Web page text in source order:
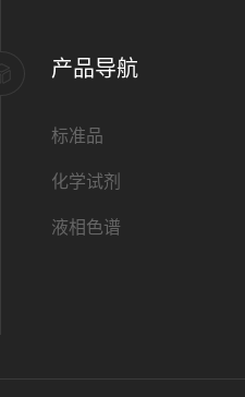
产品导航
标准品
化学试剂
液相色谱